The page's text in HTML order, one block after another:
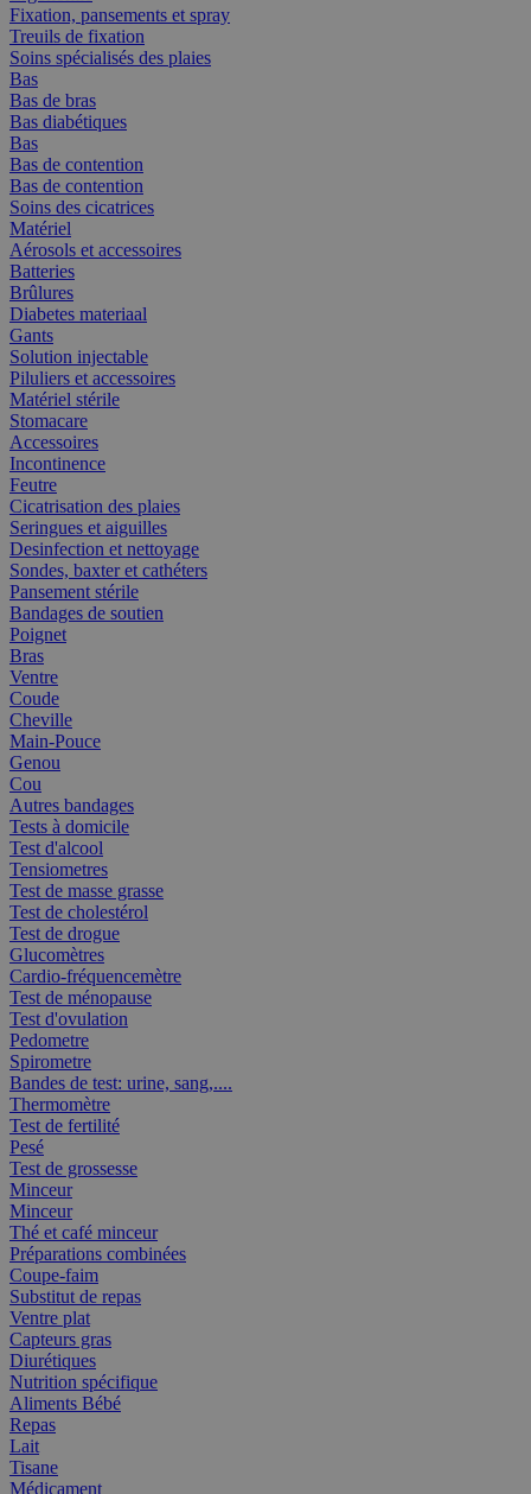
Fixation, pansements et spray
Treuils de fixation
Soins spécialisés des plaies
Bas
Bas de bras
Bas diabétiques
Bas
Bas de contention
Bas de contention
Soins des cicatrices
Matériel
Aérosols et accessoires
Batteries
Brûlures
Diabetes materiaal
Gants
Solution injectable
Piluliers et accessoires
Matériel stérile
Stomacare
Accessoires
Incontinence
Feutre
Cicatrisation des plaies
Seringues et aiguilles
Desinfection et nettoyage
Sondes, baxter et cathéters
Pansement stérile
Bandages de soutien
Poignet
Bras
Ventre
Coude
Cheville
Main-Pouce
Genou
Cou
Autres bandages
Tests à domicile
Test d'alcool
Tensiometres
Test de masse grasse
Test de cholestérol
Test de drogue
Glucomètres
Cardio-fréquencemètre
Test de ménopause
Test d'ovulation
Pedometre
Spirometre
Bandes de test: urine, sang,....
Thermomètre
Test de fertilité
Pesé
Test de grossesse
Minceur
Minceur
Thé et café minceur
Préparations combinées
Coupe-faim
Substitut de repas
Ventre plat
Capteurs gras
Diurétiques
Nutrition spécifique
Aliments Bébé
Repas
Lait
Tisane
Médicament